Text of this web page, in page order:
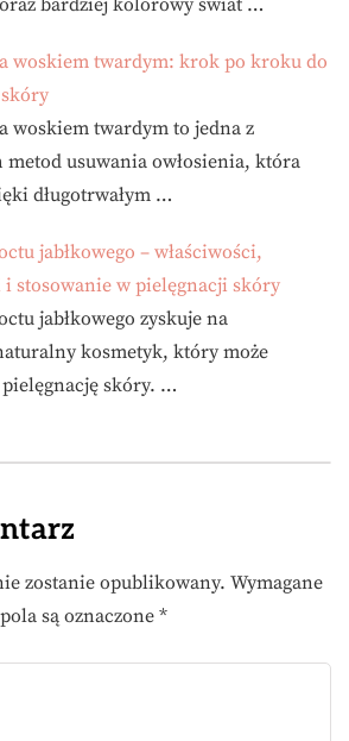
woskiem twardym: krok po kroku do
skóry
woskiem twardym to jedna z
metod usuwania owłosienia, która
długotrwałym …
jabłkowego – właściwości,
stosowanie w pielęgnacji skóry
jabłkowego zyskuje na
kosmetyk, który może
skóry. …
zostanie opublikowany. Wymagane
pola są oznaczone *